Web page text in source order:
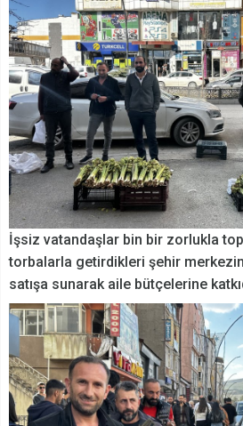
İşsiz vatandaşlar bin bir zorlukla
torbalarla getirdikleri şehir
satışa sunarak aile bütçelerine